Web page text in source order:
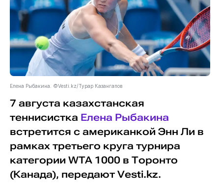
Елена Рыбакина. ©Vesti.kz/Турар Казангапов
7 августа казахстанская
теннисистка Елена Рыбакина
встретится с американкой Энн Ли в
рамках третьего круга турнира
категории WTA 1000 в Торонто
(Канада), передают Vesti.kz.